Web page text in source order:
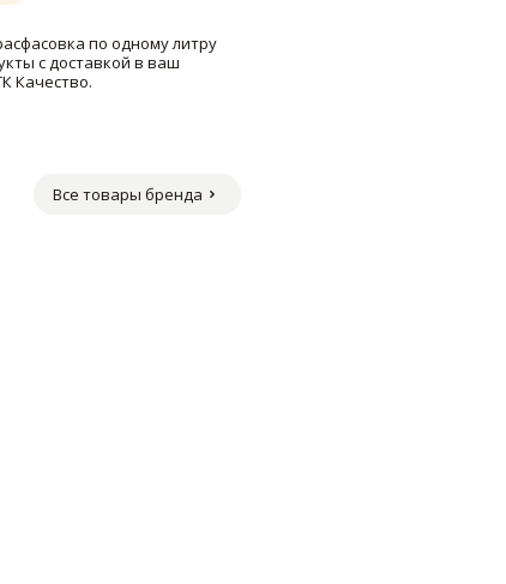
по одному литру
с доставкой в ваш
Качество.
Все товары бренда